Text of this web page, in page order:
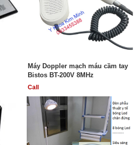
Máy Doppler mạch máu cầm tay
Bistos BT-200V 8MHz
Call